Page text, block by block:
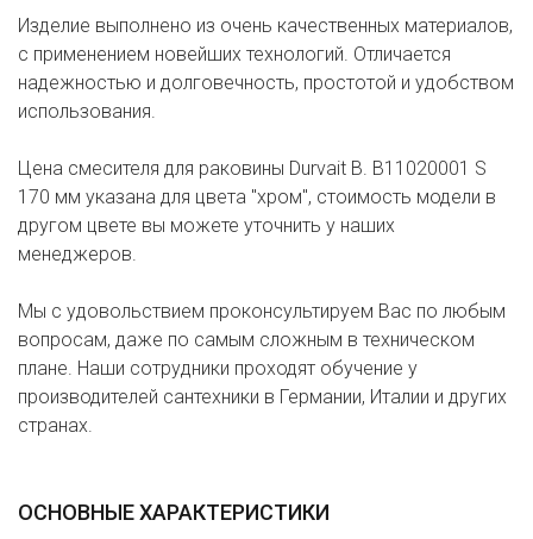
Изделие выполнено из очень качественных материалов,
с применением новейших технологий. Отличается
надежностью и долговечность, простотой и удобством
использования.
Цена смесителя для раковины Durvait B. B11020001 S
170 мм указана для цвета "хром", стоимость модели в
другом цвете вы можете уточнить у наших
менеджеров.
Мы с удовольствием проконсультируем Вас по любым
вопросам, даже по самым сложным в техническом
плане. Наши сотрудники проходят обучение у
производителей сантехники в Германии, Италии и других
странах.
ОСНОВНЫЕ ХАРАКТЕРИСТИКИ